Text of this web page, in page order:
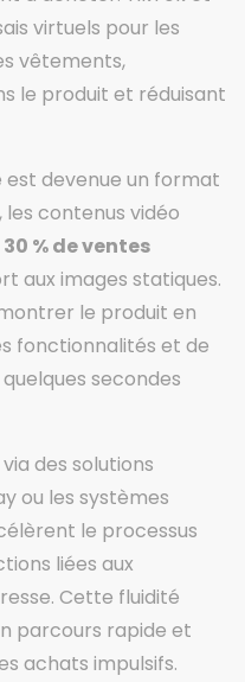
virtuels pour les
vêtements,
le produit et réduisant
devenue un format
, les contenus vidéo
30 % de ventes
aux images statiques.
le produit en
fonctionnalités et de
secondes
des solutions
ou les systèmes
le processus
liées aux
Cette fluidité
parcours rapide et
achats impulsifs.